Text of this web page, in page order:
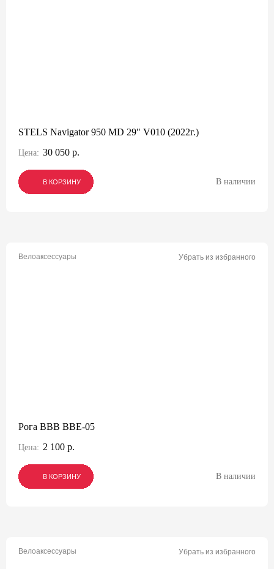
STELS Navigator 950 MD 29" V010 (2022г.)
Цена: 30 050 р.
В КОРЗИНУ
В КОРЗИНУ
В КОРЗИНУ В наличии
Велоаксессуары Убрать из избранного
Рога BBB BBE-05
Цена: 2 100 р.
В КОРЗИНУ
В КОРЗИНУ
В КОРЗИНУ В наличии
Велоаксессуары Убрать из избранного